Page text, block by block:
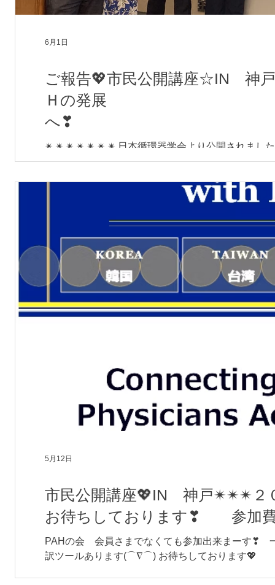
ご報告💖市民公開講座☆IN 神
Ｈの発展
✴ ✴ ✴ ✴ ✴ ✴ ✴ 日本循環器学会より公開されました
をまとめましたので、ご参照ください。 ■直接リン
https://www.j-circ.or.jp/ ※添付図の矢印の部分を順
6月1日
市民公開講座💖IN 神戸✴✴✴２
お待ちしております
PAHの会 会員さまでなくても参加出来まーす❣
訳ツールあります(⌒∇⌒) お待ちしております💖
5月12日